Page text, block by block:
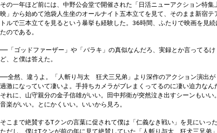
その一年ほど前には、中野公会堂で開催された「日活ニューアクション特集
映」から始めて池袋人生坐のオールナイト五本立てを見て、そのまま新宿テ
トルで三本立てを見るという暴挙も経験した。36時間、ふたりで映画を見続
たのである。
──「ゴッドファーザー」や「バラキ」の真似なんだろ、実録とか言ってるけ
ど、と僕は答えた。
──全然、違うよ。「人斬り与太 狂犬三兄弟」より深作のアクション演出が
過激になっていて凄いよ。手持ちカメラがブレまくってるのに凄い迫力なん
それに、山守親分の金子信雄がいい。田中邦衛が突然泣き出すシーンもいい。
音楽がいい。とにかくいい。いいから見ろ。
そこまで絶賛するTクンの言葉に促されて僕は「仁義なき戦い」を見にいった
ただし、僕はTクンが前の年に見て絶賛していた「人斬り与太 狂犬三兄弟」